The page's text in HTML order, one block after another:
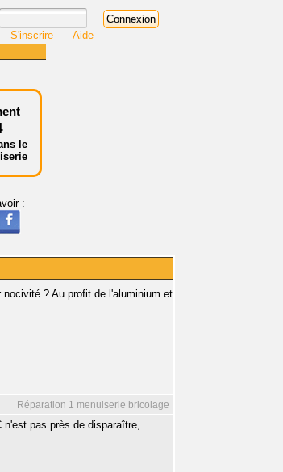
S'inscrire Aide
le
:
? Au profit de l'aluminium et
Réparation 1 menuiserie bricolage
n'est pas près de disparaître,